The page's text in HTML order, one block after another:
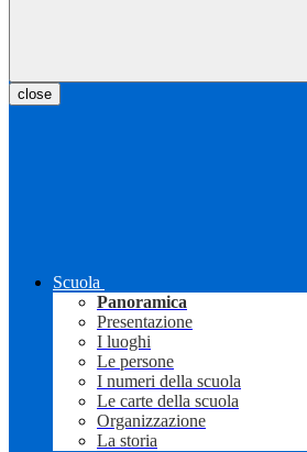
close
Scuola
Panoramica
Presentazione
I luoghi
Le persone
I numeri della scuola
Le carte della scuola
Organizzazione
La storia